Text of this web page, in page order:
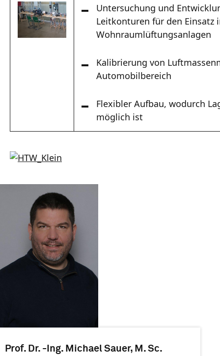
Untersuchung und
Leitkonturen für den Einsatz
Wohnraumlüftungsanlagen
Kalibrierung von
Automobilbereich
Flexibler Aufbau, wodurch
möglich ist
Prof. Dr. -Ing. Michael Sauer, M. Sc.